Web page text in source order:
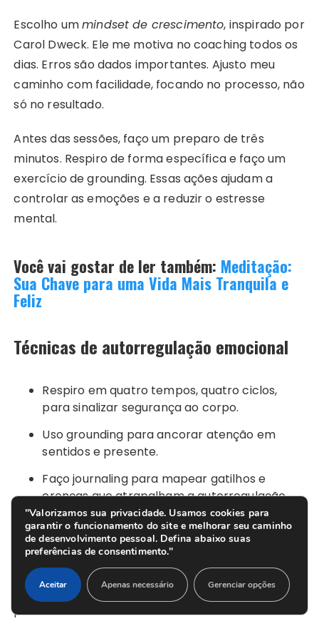
Escolho ummindset de crescimento, inspirado por
Carol Dweck. Ele me motiva no coaching todos os
dias. Erros são dados importantes. Ajusto meu
caminho com facilidade, focando no processo, não
só no resultado.
Antes das sessões, faço um preparo de três
minutos. Respiro de forma específica e faço um
exercício de grounding. Essas ações ajudam a
controlar as emoções e a reduzir o estresse
mental.
Você vai gostar de ler também: Meditação:
Sua Chave para uma Vida Mais Tranquila e
Feliz
Técnicas de autorregulação emocional
Respiro em quatro tempos, quatro ciclos,
para sinalizar segurança ao corpo.
Uso grounding para ancorar atenção em
sentidos e presente.
Faço journaling para mapear gatilhos e
crenças que atrapalham a autorregulação
emocional.
Quando sinto tensão, pauso e nomeio a emoção.
Então, escolho a próxima ação útil. Essa decisão
mantém minha motivação alta, mesmo sob
pressão.
"Valorizamos sua privacidade. Usamos cookies para
garantir o funcionamento do site e melhorar seu caminho
de desenvolvimento pessoal. Defina abaixo suas
preferências de consentimento."
Aceitar Apenas necessário Gerenciar opções